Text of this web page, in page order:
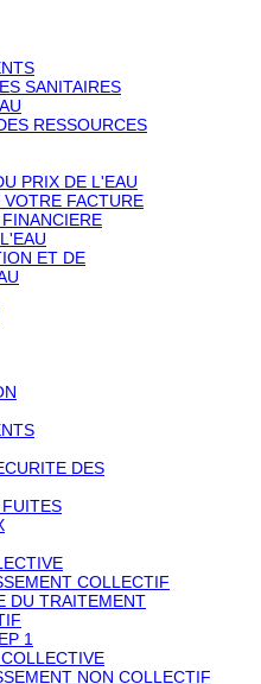
SANITAIRES
RESSOURCES
PRIX DE L'EAU
FACTURE
ET DE
DES
COLLECTIF
DU TRAITEMENT
1
NON COLLECTIF